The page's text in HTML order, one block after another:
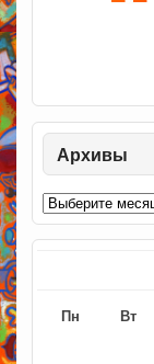
Архивы
Архивы
Пн Вт